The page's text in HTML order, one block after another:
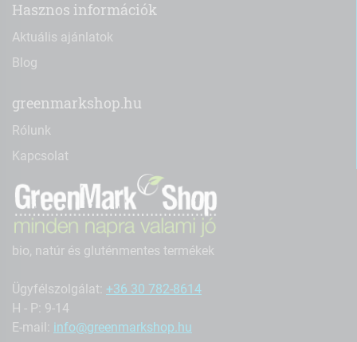
Hasznos információk
Aktuális ajánlatok
Blog
greenmarkshop.hu
Rólunk
Kapcsolat
bio, natúr és gluténmentes termékek
Ügyfélszolgálat: +36 30 782-8614
H - P: 9-14
E-mail: info@greenmarkshop.hu